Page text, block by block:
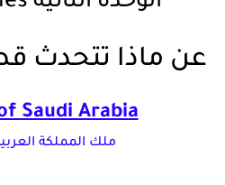
عن ماذا تتحدث
Saudi Arabia
ملك المملكة